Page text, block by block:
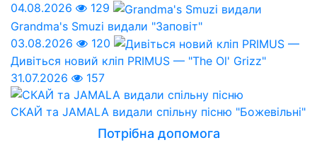
04.08.2026
129
Grandma's Smuzi видали "Заповіт"
03.08.2026
120
Дивіться новий кліп PRIMUS — "The Ol' Grizz"
31.07.2026
157
СКАЙ та JAMALA видали спільну пісню "Божевільні"
Потрібна допомога